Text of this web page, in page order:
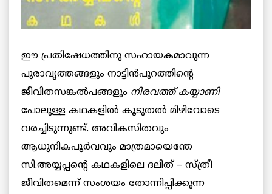
ഈ പ്രതിഷേധത്തിനു സഹായകമാവുന്ന
പുരാവൃത്തങ്ങളും നാട്ടിന്‍പുറത്തിന്റെ
ജീവിതസങ്കല്‍പങ്ങളും നിരവത്ത് കയ്യാണി
പോലുള്ള കഥകളിൽ കൂടുതല്‍ മിഴിവോടെ
വരച്ചിടുന്നുണ്ട്. അവികസിതവും
ആധുനികപൂര്‍വവും മാത്രമായെന്തേ
സി.അയ്യപ്പന്റെ കഥകളിലെ ദലിത് – സ്ത്രീ
ജീവിതമെന്ന് സംശയം തോന്നിപ്പിക്കുന്ന